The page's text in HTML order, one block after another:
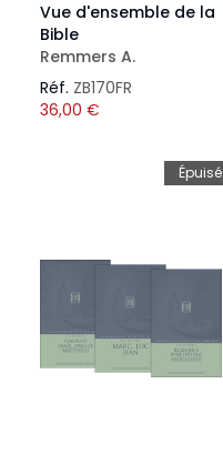
Vue d'ensemble de la
Bible
Remmers A.
Réf. ZB170FR
36,00 €
Épuisé